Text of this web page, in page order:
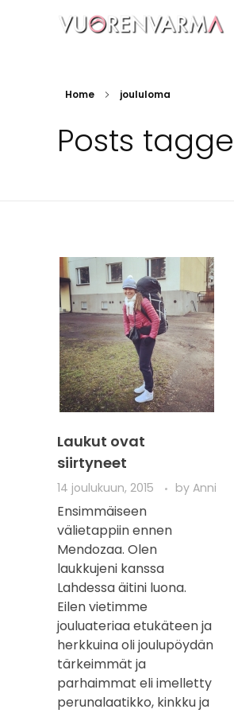
Home joululoma
Posts
Laukut ovat
siirtyneet
14 joulukuun, 2015 by Anni
Ensimmäiseen
välietappiin ennen
Mendozaa. Olen
laukkujeni kanssa
Lahdessa äitini luona.
Eilen vietimme
jouluateriaa etukäteen ja
herkkuina oli joulupöydän
tärkeimmät ja
parhaimmat eli imelletty
perunalaatikko, kinkku ja